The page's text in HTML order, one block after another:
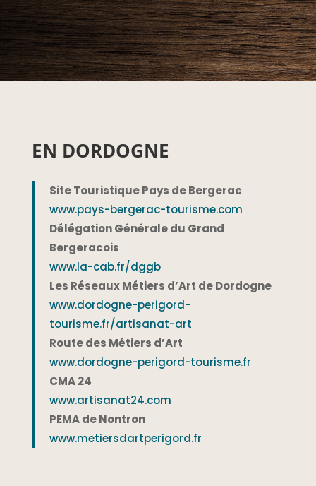
EN DORDOGNE
Site Touristique Pays de Bergerac
www.pays-bergerac-tourisme.com
Délégation Générale du Grand
Bergeracois
www.la-cab.fr/dggb
Les Réseaux Métiers d’Art de Dordogne
www.dordogne-perigord-
tourisme.fr/artisanat-art
Route des Métiers d’Art
www.dordogne-perigord-tourisme.fr
CMA 24
www.artisanat24.com
PEMA de Nontron
www.metiersdartperigord.fr